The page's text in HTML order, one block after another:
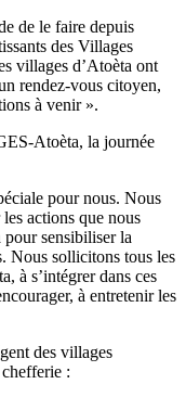
de le faire depuis
des Villages
villages d’Atoèta ont
rendez-vous citoyen,
à venir ».
Atoèta, la journée
pour nous. Nous
actions que nous
pour sensibiliser la
Nous sollicitons tous les
à s’intégrer dans ces
à entretenir les
des villages
: